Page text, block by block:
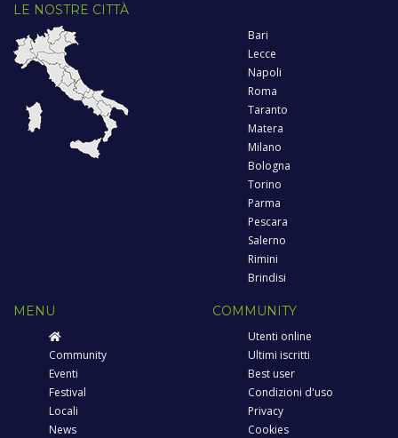
LE NOSTRE CITTÀ
Bari
Lecce
Napoli
Roma
Taranto
Matera
Milano
Bologna
Torino
Parma
Pescara
Salerno
Rimini
Brindisi
MENU
Community
Eventi
Festival
Locali
News
COMMUNITY
Utenti online
Ultimi iscritti
Best user
Condizioni d'uso
Privacy
Cookies